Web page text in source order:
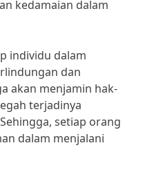
kedamaian dalam
individu dalam
dan
akan menjamin hak-
terjadinya
setiap orang
dalam menjalani